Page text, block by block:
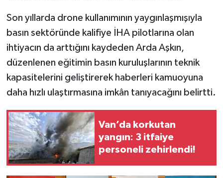
Son yıllarda drone kullanımının yaygınlaşmışıyla
basın sektöründe kalifiye İHA pilotlarına olan
ihtiyacın da arttığını kaydeden Arda Aşkın,
düzenlenen eğitimin basın kuruluşlarının teknik
kapasitelerini geliştirerek haberleri kamuoyuna
daha hızlı ulaştırmasına imkân tanıyacağını belirtti.
Van’da korkutan
yangın: 3 itfaiye
personeli zehirlendi!